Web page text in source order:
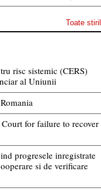
Toate
risc sistemic (CERS)
al Uniunii
for failure to recover
progresele inregistrate
si de verificare